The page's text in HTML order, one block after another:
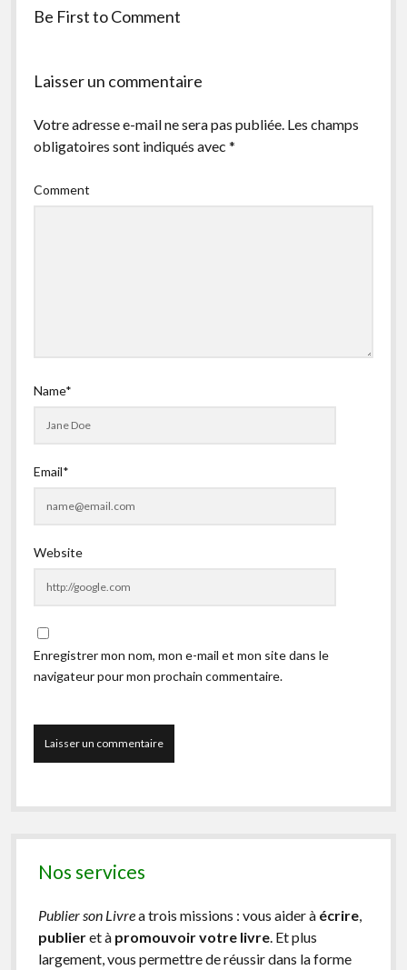
facebookinstagram
youtubeemail-
Be First to Comment
Laisser un commentaire
Votre adresse e-mail ne sera pas publiée. Les champs
obligatoires sont indiqués avec *
Comment
Name*
Email*
Website
Enregistrer mon nom, mon e-mail et mon site dans le
navigateur pour mon prochain commentaire.
Nos services
Publier son Livrea trois missions : vous aider à écrire
publieret à promouvoir votre livre . Et plus
largement, vous permettre de réussir dans la forme